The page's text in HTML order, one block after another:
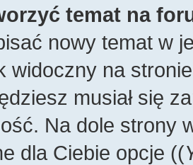
temat na
nowy temat w
widoczny na
musiał się
Na dole strony
dla Ciebie opcje ((